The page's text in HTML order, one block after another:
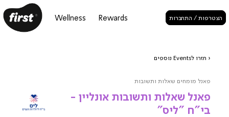
הצטרפות / התחברות Rewards
Wellness
‹ חזרו לEvents נוספים
פאנל מומחים שאלות ותשובות
פאנל שאלות ותשובות אונליין -
בי"ח "ליס"